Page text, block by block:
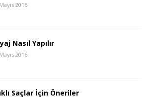
2016
Nasıl Yapılır
2016
Saçlar İçin Öneriler